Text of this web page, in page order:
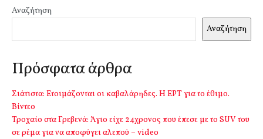
Αναζήτηση
Αναζήτηση
Πρόσφατα άρθρα
Σιάτιστα: Ετοιμάζονται οι καβαλάρηδες. Η ΕΡΤ για το έθιμο.
Βίντεο
Τροχαίο στα Γρεβενά: Άγιο είχε 24χρονος που έπεσε με το SUV του
σε ρέμα για να αποφύγει αλεπού – video